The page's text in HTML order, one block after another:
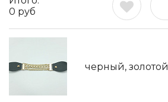
0 руб
черный, золотой